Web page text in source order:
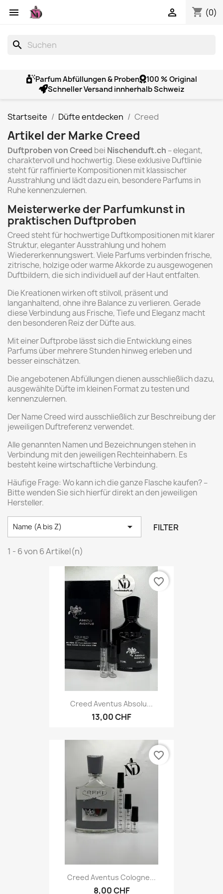
 shopping_cart (0)

search
Parfum Abfüllungen & Proben
100 % Original
Schneller Versand innherhalb Schweiz
Startseite Düfte entdecken Creed
Artikel der Marke Creed
Duftproben von Creed bei Nischenduft.ch – elegant,
charaktervoll und hochwertig. Diese exklusive Duftlinie
steht für raffinierte Kompositionen mit klassischer
Ausstrahlung und lädt dazu ein, besondere Parfums in
Ruhe kennenzulernen.
Meisterwerke der Parfumkunst in
praktischen Duftproben
Creed steht für hochwertige Duftkompositionen mit klarer
Struktur, eleganter Ausstrahlung und hohem
Wiedererkennungswert. Viele Parfums verbinden frische,
zitrische, holzige oder warme Akkorde zu ausgewogenen
Duftbildern, die sich individuell auf der Haut entfalten.
Die Kreationen wirken oft stilvoll, präsent und
langanhaltend, ohne ihre Balance zu verlieren. Gerade
diese Verbindung aus Frische, Tiefe und Eleganz macht
den besonderen Reiz der Düfte aus.
Mit einer Duftprobe lässt sich die Entwicklung eines
Parfums über mehrere Stunden hinweg erleben und
besser einschätzen.
Die angebotenen Abfüllungen dienen ausschließlich dazu,
ausgewählte Düfte im kleinen Format zu testen und
kennenzulernen.
Der Name Creed wird ausschließlich zur Beschreibung der
jeweiligen Duftreferenz verwendet.
Alle genannten Namen und Bezeichnungen stehen in
Verbindung mit den jeweiligen Rechteinhabern. Es
besteht keine wirtschaftliche Verbindung.
Häufige Frage: Wo kann ich die ganze Flasche kaufen? –
Bitte wenden Sie sich hierfür direkt an den jeweiligen
Hersteller.
Name (A bis Z)  FILTER
1 - 6 von 6 Artikel(n)
Creed Aventus Absolu...
13,00 CHF
favorite_border
Creed Aventus Cologne...
8,00 CHF
favorite_border